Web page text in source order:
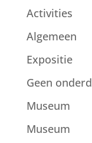
Activities
Algemeen
Expositie
Geen
Museum
Museum